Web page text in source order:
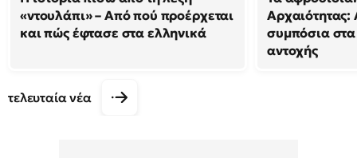
«ντουλάπι» – Από πού προέρχεται
και πώς έφτασε στα ελληνικά
Αρχαιότητας:
συμπόσια στα
αντοχής
τελευταία νέα